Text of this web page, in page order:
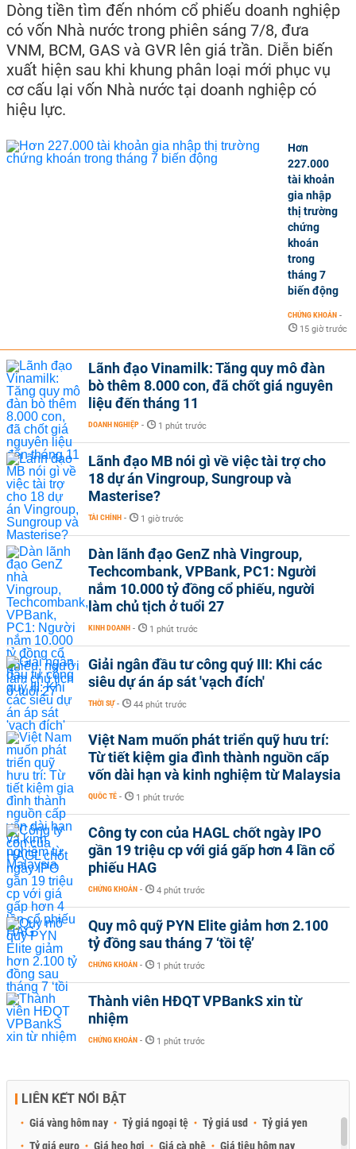
Dòng tiền tìm đến nhóm cổ phiếu doanh nghiệp
có vốn Nhà nước trong phiên sáng 7/8, đưa
VNM, BCM, GAS và GVR lên giá trần. Diễn biến
xuất hiện sau khi khung phân loại mới phục vụ
cơ cấu lại vốn Nhà nước tại doanh nghiệp có
hiệu lực.
Hơn
227.000
tài khoản
gia nhập
thị trường
chứng
khoán
trong
tháng 7
biến động
CHỨNG KHOÁN -
15 giờ trước
Lãnh đạo Vinamilk: Tăng quy mô đàn
bò thêm 8.000 con, đã chốt giá nguyên
liệu đến tháng 11
DOANH NGHIỆP - 1 phút trước
Lãnh đạo MB nói gì về việc tài trợ cho
18 dự án Vingroup, Sungroup và
Masterise?
TÀI CHÍNH - 1 giờ trước
Dàn lãnh đạo GenZ nhà Vingroup,
Techcombank, VPBank, PC1: Người
nắm 10.000 tỷ đồng cổ phiếu, người
làm chủ tịch ở tuổi 27
KINH DOANH - 1 phút trước
Giải ngân đầu tư công quý III: Khi các
siêu dự án áp sát 'vạch đích'
THỜI SỰ - 44 phút trước
Việt Nam muốn phát triển quỹ hưu trí:
Từ tiết kiệm gia đình thành nguồn cấp
vốn dài hạn và kinh nghiệm từ Malaysia
QUỐC TẾ - 1 phút trước
Công ty con của HAGL chốt ngày IPO
gần 19 triệu cp với giá gấp hơn 4 lần cổ
phiếu HAG
CHỨNG KHOÁN - 4 phút trước
Quy mô quỹ PYN Elite giảm hơn 2.100
tỷ đồng sau tháng 7 ‘tồi tệ’
CHỨNG KHOÁN - 1 phút trước
Thành viên HĐQT VPBankS xin từ
nhiệm
CHỨNG KHOÁN - 1 phút trước
LIÊN KẾT NỔI BẬT
Giá vàng hôm nay Tỷ giá ngoại tệ Tỷ giá usd
Tỷ giá yen
Tỷ giá euro
Giá heo hơi Giá cà phê Giá tiêu hôm nay